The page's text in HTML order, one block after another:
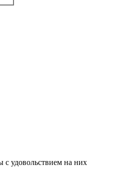
удовольствием на них